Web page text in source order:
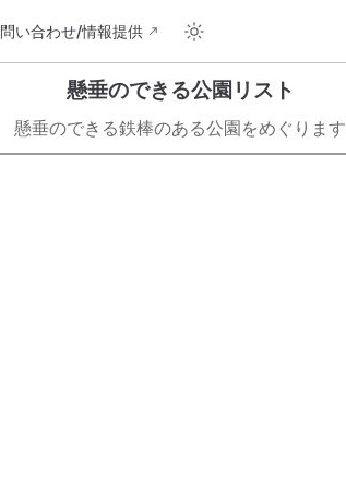
問い合わせ/情報提供
懸垂のできる公園リスト
懸垂のできる鉄棒のある公園をめぐります